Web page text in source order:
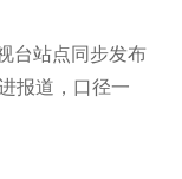
台站点同步发布
报道，口径一